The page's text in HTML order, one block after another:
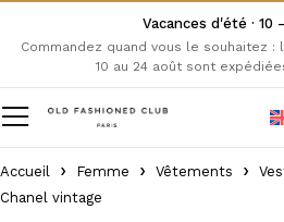
Vacances d'été · 10
Commandez quand vous le souhaitez
10 au 24 août sont
Accueil Femme Vêtements
Chanel vintage